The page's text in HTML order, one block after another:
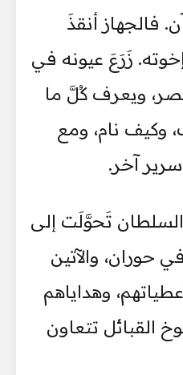
فالجهاز أنقذَ
زَرَعَ عيونه في
ويعرف كُلَّ ما
وكيف نام، ومع
آخر.
السلطان تَحوَّلَت إلى
حوران، والآتين
وهداياهم
القبائل تتعاون